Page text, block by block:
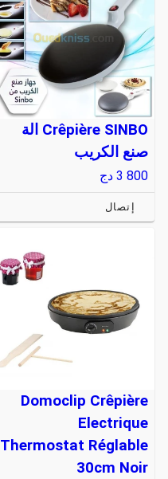
Crêpière SINBO الة
صنع الكريب
3 800 دج
إتصال
Domoclip Crêpière
Electrique
Thermostat Réglable
30cm Noir